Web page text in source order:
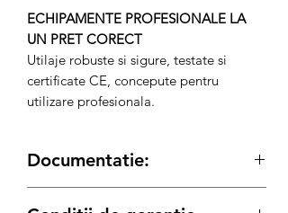
ECHIPAMENTE PROFESIONALE LA
UN PRET CORECT
Utilaje robuste si sigure, testate si
certificate CE, concepute pentru
utilizare profesionala.
Documentatie: